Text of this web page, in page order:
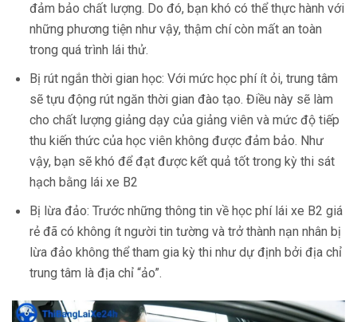
đảm bảo chất lượng. Do đó, bạn khó có thể thực hành với
những phương tiện như vậy, thậm chí còn mất an toàn
trong quá trình lái thử.
Bị rút ngắn thời gian học: Với mức học phí ít ỏi, trung tâm
sẽ tựu động rút ngăn thời gian đào tạo. Điều này sẽ làm
cho chất lượng giảng dạy của giảng viên và mức độ tiếp
thu kiến thức của học viên không được đảm bảo. Như
vậy, bạn sẽ khó để đạt được kết quả tốt trong kỳ thi sát
hạch bằng lái xe B2
Bị lừa đảo: Trước những thông tin về học phí lái xe B2 giá
rẻ đã có không ít người tin tường và trở thành nạn nhân bị
lừa đảo không thể tham gia kỳ thi như dự định bởi địa chỉ
trung tâm là địa chỉ “ảo”.